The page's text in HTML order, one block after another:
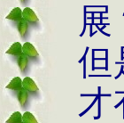
但
才